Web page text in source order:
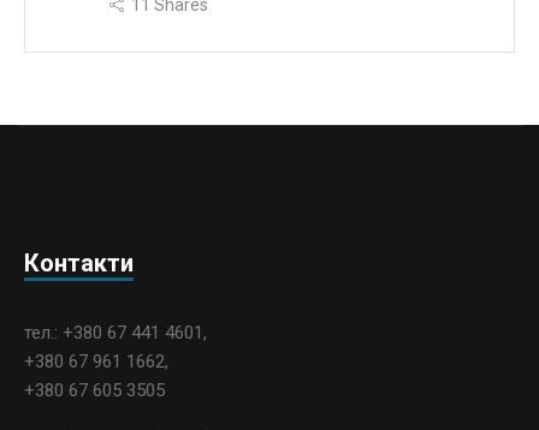
11 Shares
Контакти
тел.: +380 67 441 4601,
+380 67 961 1662,
+380 67 605 3505